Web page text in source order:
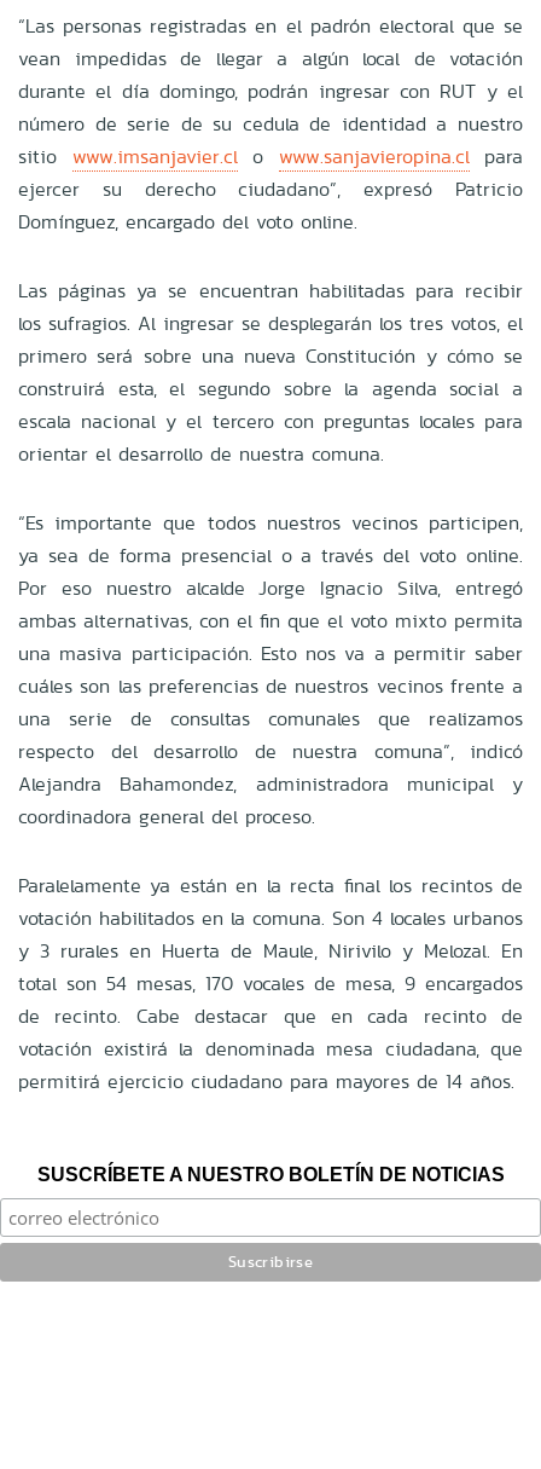
“Las personas registradas en el padrón electoral que se
vean impedidas de llegar a algún local de votación
durante el día domingo, podrán ingresar con RUT y el
número de serie de su cedula de identidad a nuestro
sitio www.imsanjavier.clo www.sanjavieropina.clpara
ejercer su derecho ciudadano”, expresó Patricio
Domínguez, encargado del voto online.
Las páginas ya se encuentran habilitadas para recibir
los sufragios. Al ingresar se desplegarán los tres votos, el
primero será sobre una nueva Constitución y cómo se
construirá esta, el segundo sobre la agenda social a
escala nacional y el tercero con preguntas locales para
orientar el desarrollo de nuestra comuna.
“Es importante que todos nuestros vecinos participen,
ya sea de forma presencial o a través del voto online.
Por eso nuestro alcalde Jorge Ignacio Silva, entregó
ambas alternativas, con el fin que el voto mixto permita
una masiva participación. Esto nos va a permitir saber
cuáles son las preferencias de nuestros vecinos frente a
una serie de consultas comunales que realizamos
respecto del desarrollo de nuestra comuna”, indicó
Alejandra Bahamondez, administradora municipal y
coordinadora general del proceso.
Paralelamente ya están en la recta final los recintos de
votación habilitados en la comuna. Son 4 locales urbanos
y 3 rurales en Huerta de Maule, Nirivilo y Melozal. En
total son 54 mesas, 170 vocales de mesa, 9 encargados
de recinto. Cabe destacar que en cada recinto de
votación existirá la denominada mesa ciudadana, que
permitirá ejercicio ciudadano para mayores de 14 años.
SUSCRÍBETE A NUESTRO BOLETÍN DE NOTICIAS